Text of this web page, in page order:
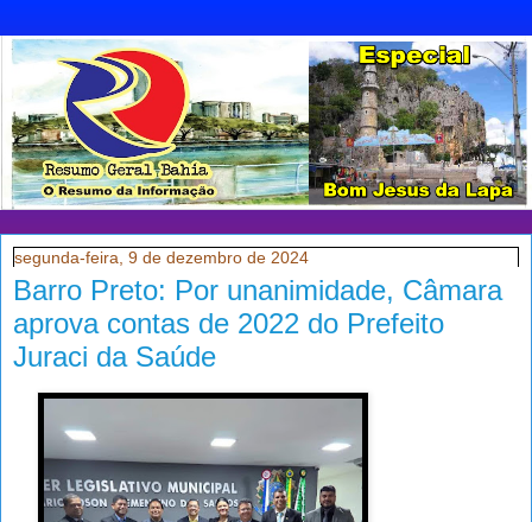
segunda-feira, 9 de dezembro de 2024
Barro Preto: Por unanimidade, Câmara
aprova contas de 2022 do Prefeito
Juraci da Saúde